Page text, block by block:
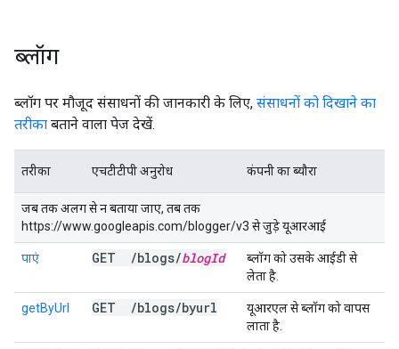
ब्लॉग
ब्लॉग पर मौजूद संसाधनों की जानकारी के लिए, संसाधनों को दिखाने का
तरीका बताने वाला पेज देखें.
तरीका एचटीटीपी अनुरोध कंपनी का ब्यौरा
जब तक अलग से न बताया जाए, तब तक
https://www.googleapis.com/blogger/v3 से जुड़े यूआरआई
पाएं GET /blogs/blogId
ब्लॉग को उसके आईडी से
लेता है.
getByUrl GET /blogs/byurl
यूआरएल से ब्लॉग को वापस
लाता है.